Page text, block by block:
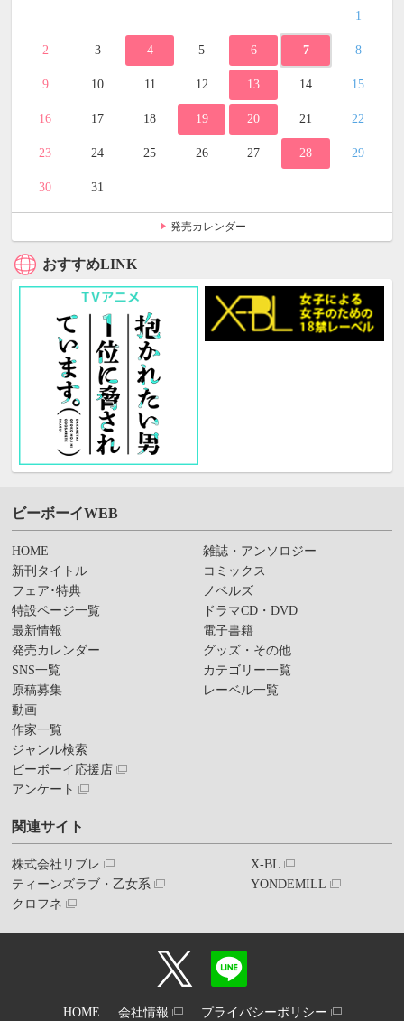
1
2 3 4 5 6 7 8
9 10 11 12 13 14 15
16 17 18 19 20 21 22
23 24 25 26 27 28 29
30 31
発売カレンダー
おすすめLINK
ビーボーイWEB
HOME
新刊タイトル
フェア･特典
特設ページ一覧
最新情報
発売カレンダー
SNS一覧
原稿募集
動画
作家一覧
ジャンル検索
ビーボーイ応援店
アンケート
雑誌・アンソロジー
コミックス
ノベルズ
ドラマCD・DVD
電子書籍
グッズ・その他
カテゴリー一覧
レーベル一覧
関連サイト
株式会社リブレ
ティーンズラブ・乙女系
クロフネ
X-BL
YONDEMILL
HOME 会社情報 プライバシーポリシー